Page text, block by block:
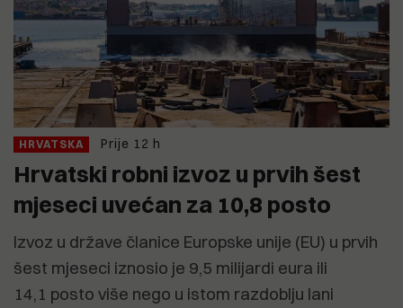
HRVATSKA Prije 12 h
Hrvatski robni izvoz u prvih šest
mjeseci uvećan za 10,8 posto
Izvoz u države članice Europske unije (EU) u prvih
šest mjeseci iznosio je 9,5 milijardi eura ili
14,1 posto više nego u istom razdoblju lani